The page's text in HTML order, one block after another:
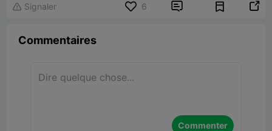
 Signaler 6  
Commentaires
Commenter